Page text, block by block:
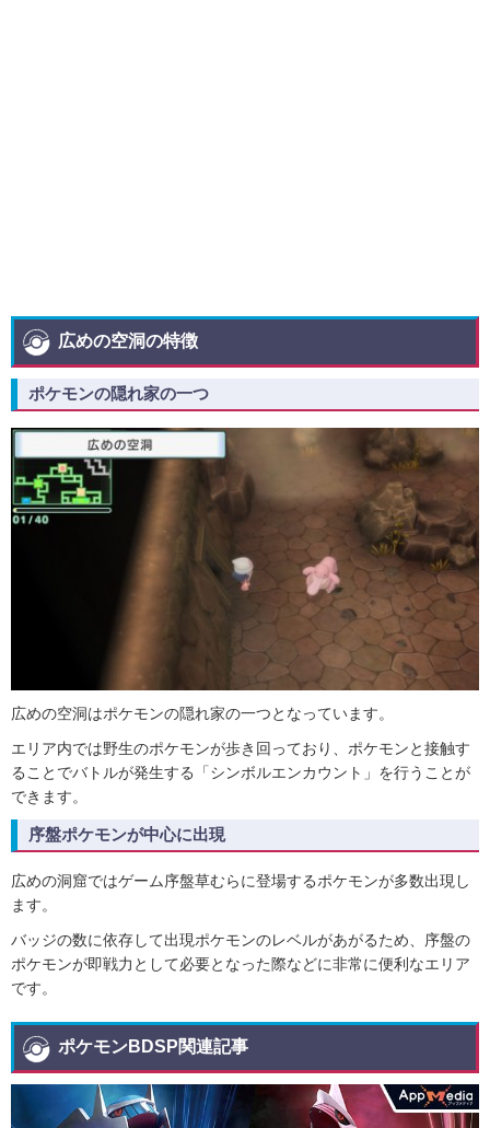
広めの空洞の特徴
ポケモンの隠れ家の一つ
広めの空洞はポケモンの隠れ家の一つとなっています。
エリア内では野生のポケモンが歩き回っており、ポケモンと接触す
ることでバトルが発生する「シンボルエンカウント」を行うことが
できます。
序盤ポケモンが中心に出現
広めの洞窟ではゲーム序盤草むらに登場するポケモンが多数出現し
ます。
バッジの数に依存して出現ポケモンのレベルがあがるため、序盤の
ポケモンが即戦力として必要となった際などに非常に便利なエリア
です。
ポケモンBDSP関連記事